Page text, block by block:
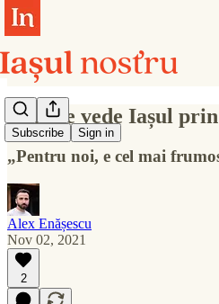
Subscribe Sign in
Cum se vede Iașul
„Pentru noi, e cel mai
Alex Enășescu
Nov 02, 2021
2